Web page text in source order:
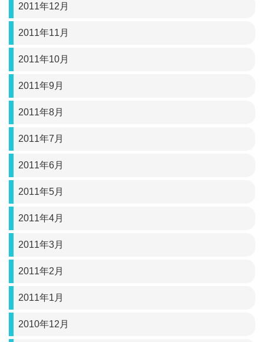
2011年12月
2011年11月
2011年10月
2011年9月
2011年8月
2011年7月
2011年6月
2011年5月
2011年4月
2011年3月
2011年2月
2011年1月
2010年12月